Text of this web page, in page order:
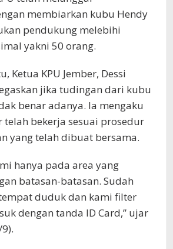
membiarkan kubu Hendy
pendukung melebihi
yakni 50 orang.
Ketua KPU Jember, Dessi
jika tudingan dari kubu
benar adanya. Ia mengaku
telah bekerja sesuai prosedur
yang telah dibuat bersama.
hanya pada area yang
batasan-batasan. Sudah
duduk dan kami filter
dengan tanda ID Card,” ujar